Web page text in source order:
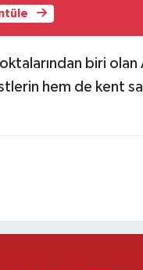
biri
hem de kent